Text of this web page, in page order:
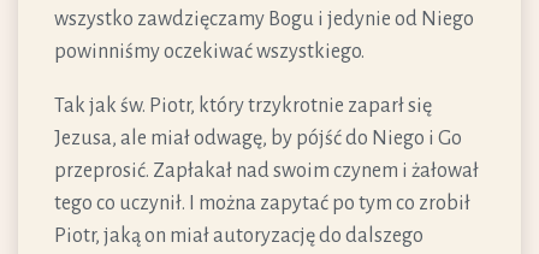
wszystko zawdzięczamy Bogu i jedynie od Niego
powinniśmy oczekiwać wszystkiego.
Tak jak św. Piotr, który trzykrotnie zaparł się
Jezusa, ale miał odwagę, by pójść do Niego i Go
przeprosić. Zapłakał nad swoim czynem i żałował
tego co uczynił. I można zapytać po tym co zrobił
Piotr, jaką on miał autoryzację do dalszego